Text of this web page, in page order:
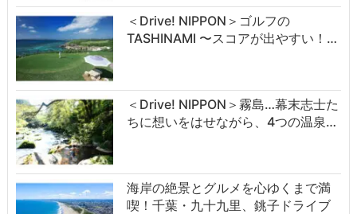
＜Drive! NIPPON＞ゴルフの
TASHINAMI 〜スコアが出やすい！…
＜Drive! NIPPON＞霧島…幕末志士た
ちに想いをはせながら、4つの温泉…
海岸の絶景とグルメを心ゆくまで満
喫！千葉・九十九里、銚子ドライブ